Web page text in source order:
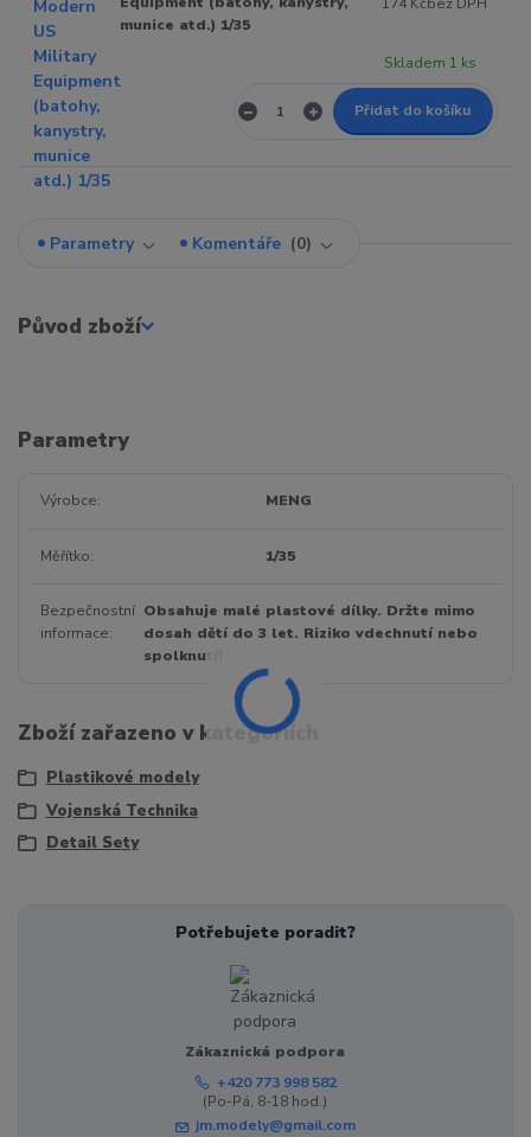
munice atd.) 1/35
Skladem 1 ks
Přidat do košíku
Parametry Komentáře 0
Původ zboží
Parametry
Výrobce MENG
Měřítko 1/35
Bezpečnostní
informace
Obsahuje malé plastové dílky. Držte mimo
dosah dětí do 3 let. Riziko vdechnutí nebo
spolknutí!
Zboží zařazeno v kategoriích
Plastikové modely
Vojenská Technika
Detail Sety
Potřebujete poradit?
Zákaznická podpora
+420 773 998 582
(Po-Pá, 8-18 hod.)
jm.modely@gmail.com